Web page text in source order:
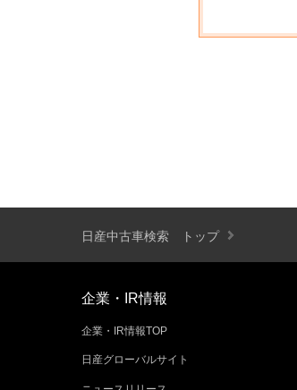
日産中古車検索 トップ
企業・IR情報
企業・IR情報TOP
日産グローバルサイト